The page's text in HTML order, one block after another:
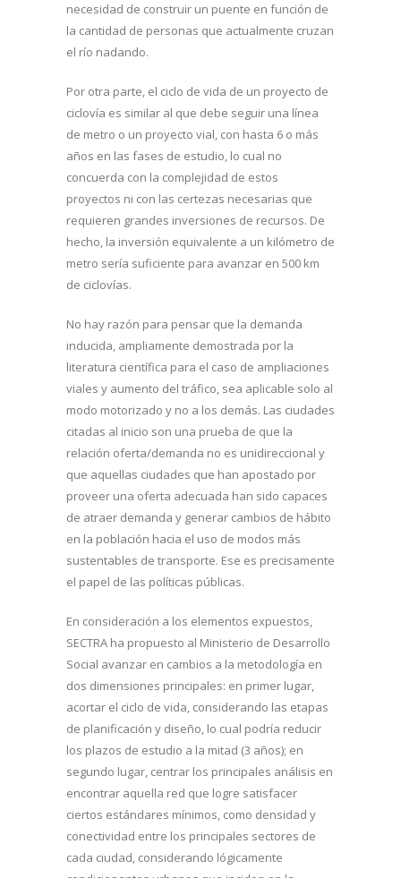
necesidad de construir un puente en función de
la cantidad de personas que actualmente cruzan
el río nadando.
Por otra parte, el ciclo de vida de un proyecto de
ciclovía es similar al que debe seguir una línea
de metro o un proyecto vial, con hasta 6 o más
años en las fases de estudio, lo cual no
concuerda con la complejidad de estos
proyectos ni con las certezas necesarias que
requieren grandes inversiones de recursos. De
hecho, la inversión equivalente a un kilómetro de
metro sería suficiente para avanzar en 500 km
de ciclovías.
No hay razón para pensar que la demanda
inducida, ampliamente demostrada por la
literatura científica para el caso de ampliaciones
viales y aumento del tráfico, sea aplicable solo al
modo motorizado y no a los demás. Las ciudades
citadas al inicio son una prueba de que la
relación oferta/demanda no es unidireccional y
que aquellas ciudades que han apostado por
proveer una oferta adecuada han sido capaces
de atraer demanda y generar cambios de hábito
en la población hacia el uso de modos más
sustentables de transporte. Ese es precisamente
el papel de las políticas públicas.
En consideración a los elementos expuestos,
SECTRA ha propuesto al Ministerio de Desarrollo
Social avanzar en cambios a la metodología en
dos dimensiones principales: en primer lugar,
acortar el ciclo de vida, considerando las etapas
de planificación y diseño, lo cual podría reducir
los plazos de estudio a la mitad (3 años); en
segundo lugar, centrar los principales análisis en
encontrar aquella red que logre satisfacer
ciertos estándares mínimos, como densidad y
conectividad entre los principales sectores de
cada ciudad, considerando lógicamente